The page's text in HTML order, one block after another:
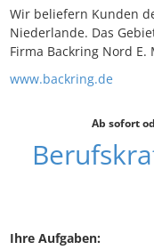
Wir beliefern Kunden
Niederlande. Das
Firma Backring Nord E.
www.backring.de
Ab sofort
Ihre Aufgaben: